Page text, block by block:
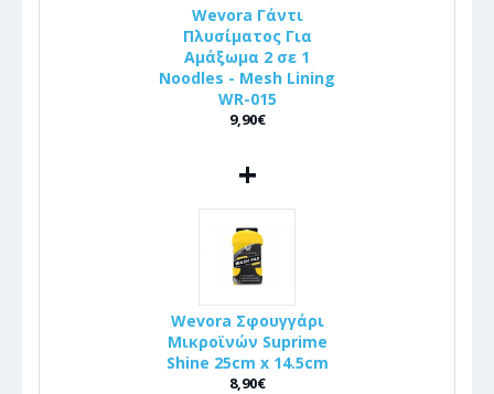
Wevora Γάντι
Πλυσίματος Για
Αμάξωμα 2 σε 1
Noodles - Mesh Lining
WR-015
9,90€
+
Wevora Σφουγγάρι
Μικροϊνών Suprime
Shine 25cm x 14.5cm
8,90€